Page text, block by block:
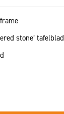
stone’ tafelblad